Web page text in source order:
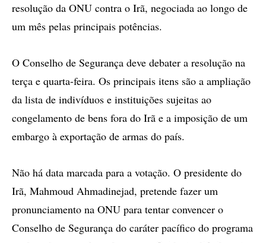
resolução da ONU contra o Irã, negociada ao longo de
um mês pelas principais potências.
O Conselho de Segurança deve debater a resolução na
terça e quarta-feira. Os principais itens são a ampliação
da lista de indivíduos e instituições sujeitas ao
congelamento de bens fora do Irã e a imposição de um
embargo à exportação de armas do país.
Não há data marcada para a votação. O presidente do
Irã, Mahmoud Ahmadinejad, pretende fazer um
pronunciamento na ONU para tentar convencer o
Conselho de Segurança do caráter pacífico do programa